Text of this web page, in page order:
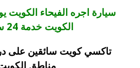
سيارة اجره الفيحاء الكويت
الكويت خدمة 24 ساعة .
تاكسي كويت سائقين على
مناطق